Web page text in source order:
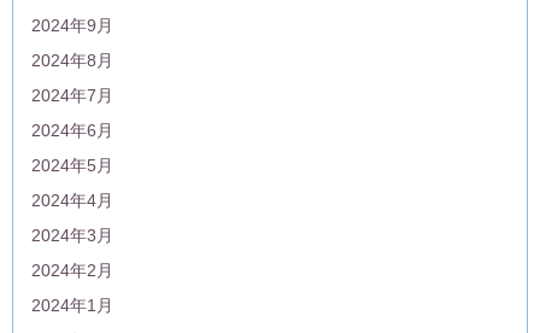
2024年9月
2024年8月
2024年7月
2024年6月
2024年5月
2024年4月
2024年3月
2024年2月
2024年1月